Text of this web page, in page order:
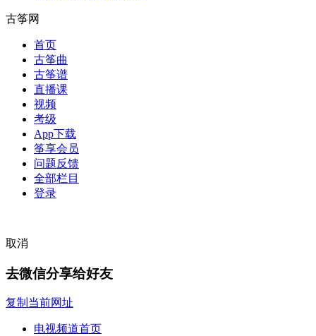
古筝网
首页
古筝曲
古筝谱
直播课
视频
考级
App下载
筝享会员
问题反馈
全部栏目
登录
取消
去微信分享给好友
复制当前网址
电视频道首页